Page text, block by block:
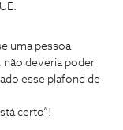
uma pessoa
não deveria poder
esse plafond de
certo”!